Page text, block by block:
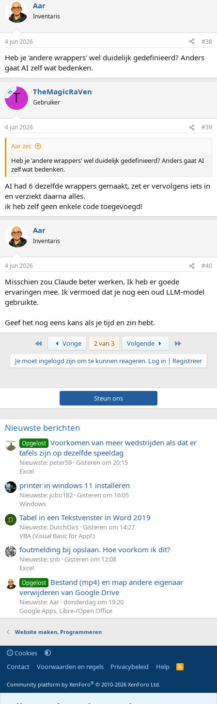
Aar
Inventaris
4 jun 2026 #38
Heb je 'andere wrappers' wel duidelijk gedefinieerd? Anders
gaat AI zelf wat bedenken.
TST TheMagicRaVen
Gebruiker
4 jun 2026 #39
Aar zei:
Heb je 'andere wrappers' wel duidelijk gedefinieerd? Anders gaat AI
zelf wat bedenken.
AI had 6 dezelfde wrappers gemaakt, zet er vervolgens iets in
en verziekt daarna alles.
ik heb zelf geen enkele code toegevoegd!
Aar
Inventaris
4 jun 2026 #40
Misschien zou Claude beter werken. Ik heb er goede
ervaringen mee. Ik vermoed dat je nog een oud LLM-model
gebruikte.
Geef het nog eens kans als je tijd en zin hebt.
Eerste Vorige 2 van 3 Volgende
Je moet ingelogd zijn om te kunnen reageren. Log in | Registreer
Steun ons
Nieuwste berichten
Opgelost Voorkomen van meer wedstrijden als dat er
tafels zijn op dezelfde speeldag
Nieuwste: peter59 Gisteren om 20:15
Excel
printer in windows 11 installeren
Nieuwste: jobo182 Gisteren om 16:05
Windows
D Tabel in een Tekstvenster in Word 2019
Nieuwste: DutchOirs Gisteren om 14:27
VBA (Visual Basic for Appl.)
foutmelding bij opslaan. Hoe voorkom ik dit?
Nieuwste: snb Gisteren om 12:08
Excel
Opgelost Bestand (mp4) en map andere eigenaar
verwijderen van Google Drive
Nieuwste: Aar donderdag om 19:20
Google Apps, Libre-/Open Office
Website maken, Programmeren
Cookies
Contact
Voorwaarden en regels Privacybeleid Help
R
S
Community platform by XenForo® © 2010-2026 XenForo Ltd.